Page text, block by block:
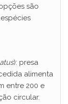
são
): presa
alimenta
entre 200 e
circular.